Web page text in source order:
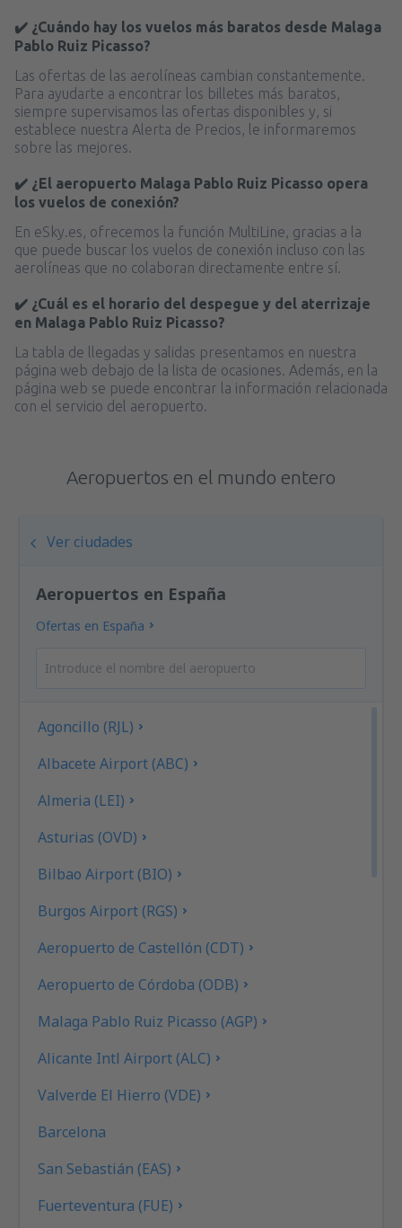
✔️ ¿Cuándo hay los vuelos más baratos desde Malaga
Pablo Ruiz Picasso?
Las ofertas de las aerolíneas cambian constantemente.
Para ayudarte a encontrar los billetes más baratos,
siempre supervisamos las ofertas disponibles y, si
establece nuestra Alerta de Precios, le informaremos
sobre las mejores.
✔️ ¿El aeropuerto Malaga Pablo Ruiz Picasso opera
los vuelos de conexión?
En eSky.es, ofrecemos la función MultiLine, gracias a la
que puede buscar los vuelos de conexión incluso con las
aerolíneas que no colaboran directamente entre sí.
✔️ ¿Cuál es el horario del despegue y del aterrizaje
en Malaga Pablo Ruiz Picasso?
La tabla de llegadas y salidas presentamos en nuestra
página web debajo de la lista de ocasiones. Además, en la
página web se puede encontrar la información relacionada
con el servicio del aeropuerto.
Aeropuertos en el mundo entero
Ver ciudades
Aeropuertos en España
Ofertas en España
Agoncillo (RJL)
Albacete Airport (ABC)
Almeria (LEI)
Asturias (OVD)
Bilbao Airport (BIO)
Burgos Airport (RGS)
Aeropuerto de Castellón (CDT)
Aeropuerto de Córdoba (ODB)
Malaga Pablo Ruiz Picasso (AGP)
Alicante Intl Airport (ALC)
Valverde El Hierro (VDE)
Barcelona
San Sebastián (EAS)
Fuerteventura (FUE)